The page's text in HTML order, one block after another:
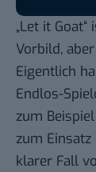
„Let it
Vorbild,
Eigentlich
Endlos-
zum
zum Einsatz
klarer Fall